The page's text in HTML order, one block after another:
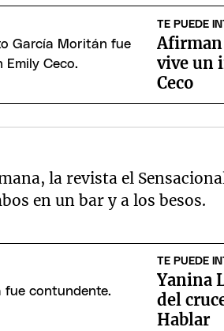
TE PUEDE
Afirman
vive un
Ceco
la revista el
en un bar y a los besos.
TE PUEDE
Yanina
del
Hablar